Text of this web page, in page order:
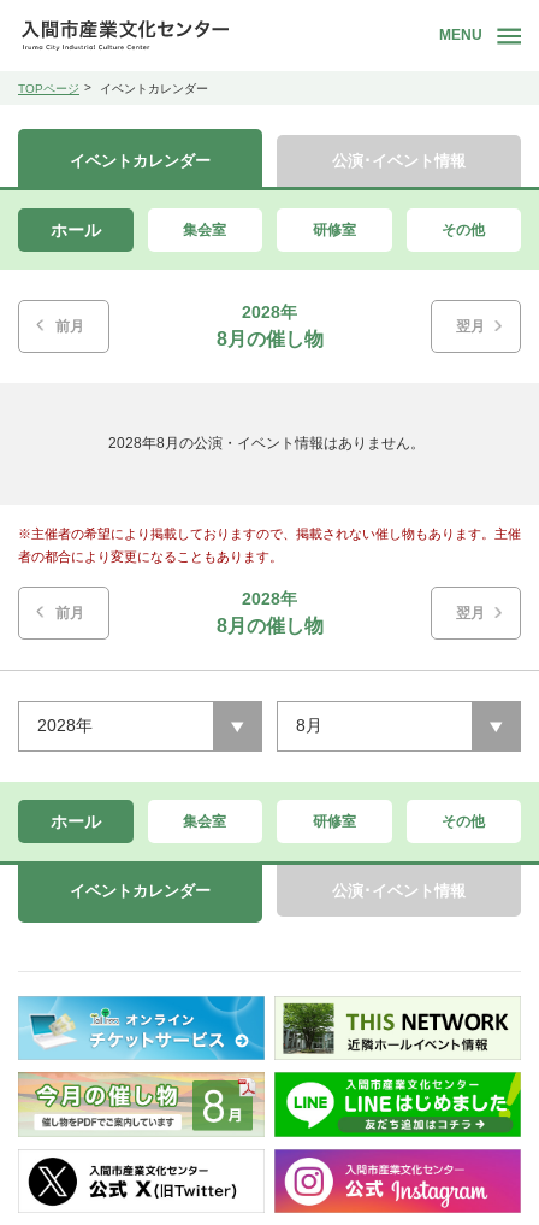
MENU
TOPページ イベントカレンダー
イベントカレンダー 公演･イベント情報
ホール 集会室 研修室 その他
翌月
前月
2028年
8月の催し物
2028年8月の公演・イベント情報はありません。
※主催者の希望により掲載しておりますので、掲載されない催し物もあります。主催
者の都合により変更になることもあります。
翌月
前月
2028年
8月の催し物
2028年 8月
ホール 集会室 研修室 その他
イベントカレンダー 公演･イベント情報